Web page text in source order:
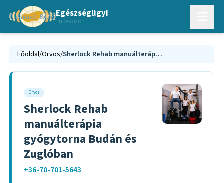
Egészségügyi
TUDAKOZÓ
Főoldal/Orvos/ Sherlock Rehab manuálterápia gyógytorna Budán és Zuglóban
Orvos
Sherlock Rehab
manuálterápia
gyógytorna Budán és
Zuglóban
+36-70-701-5643